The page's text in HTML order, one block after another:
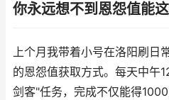
你永远想不到恩怨值能
上个月我带着小号在洛阳刷日
的恩怨值获取方式。每天中午
剑客"任务，完成不仅能得